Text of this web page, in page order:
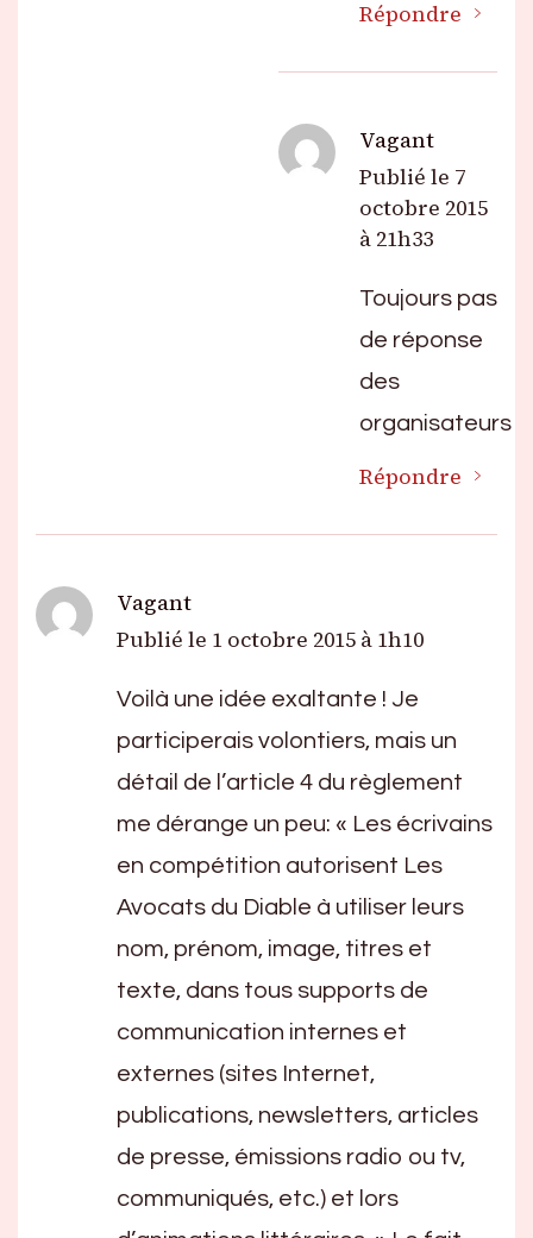
Répondre
Vagant
Publié le 7
octobre 2015
à 21h33
Toujours pas
de réponse
des
organisateurs
Répondre
Vagant
Publié le 1 octobre 2015 à 1h10
Voilà une idée exaltante ! Je
participerais volontiers, mais un
détail de l’article 4 du règlement
me dérange un peu: « Les écrivains
en compétition autorisent Les
Avocats du Diable à utiliser leurs
nom, prénom, image, titres et
texte, dans tous supports de
communication internes et
externes (sites Internet,
publications, newsletters, articles
de presse, émissions radio ou tv,
communiqués, etc.) et lors